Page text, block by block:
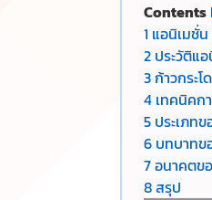
Contents
1 แอนิเมชั่
2 ประวัติแ
3ก้าวกระ
4 เทคนิคก
5 ประเภท
6 บทบาทข
7อนาคตข
8สรุป